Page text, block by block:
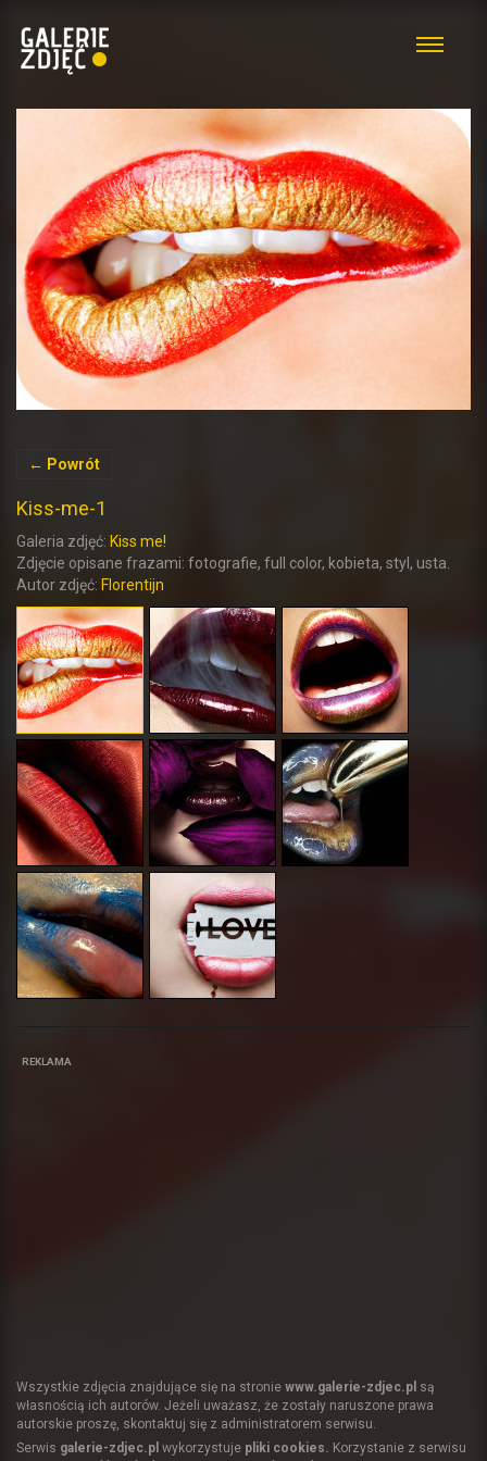
← Powrót
Kiss-me-1
Galeria zdjęć: Kiss me!
Zdjęcie opisane frazami: fotografie, full color, kobieta, styl, usta.
Autor zdjęć: Florentijn
REKLAMA
Wszystkie zdjęcia znajdujące się na stronie www.galerie-zdjec.pl są
własnością ich autorów. Jeżeli uważasz, że zostały naruszone prawa
autorskie proszę, skontaktuj się z administratorem serwisu.
Serwis galerie-zdjec.pl wykorzystuje pliki cookies. Korzystanie z serwisu